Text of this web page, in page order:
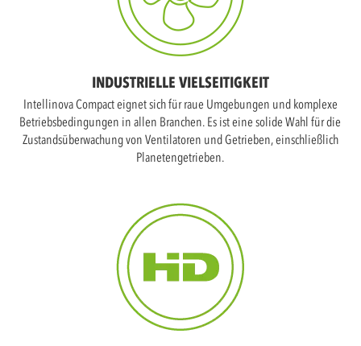
INDUSTRIELLE VIELSEITIGKEIT
Intellinova Compact eignet sich für raue Umgebungen und komplexe
Betriebsbedingungen in allen Branchen. Es ist eine solide Wahl für die
Zustandsüberwachung von Ventilatoren und Getrieben, einschließlich
Planetengetrieben.